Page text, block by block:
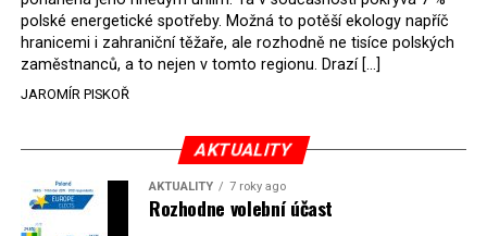
sítí.
Nakonec museli historici odpovědět také na zásadní
otázku: Co se v Polsku po roce 1944 vlastně odehrávalo?
Byla to občanská válka? Boj proti novým okupantům?
89 razili komunisté výklad, že se jednalo o občanskou
válku. Během vědecké konference, která proběhla ve
Varšavě v roce 1997 pod názvem „Občanská válka nebo
nová okupace Polska po roce 1944?“, většina historiků i
polské energetické spotřeby. Možná to potěší ekology napříč
hranicemi i zahraniční těžaře, ale rozhodně ne tisíce polských
zaměstnanců, a to nejen v tomto regionu. Drazí […]
JAROMÍR PISKOŘ
AKTUALITY
AKTUALITY 7 roky ago
Rozhodne volební účast